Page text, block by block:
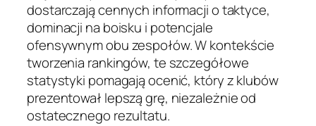
dostarczają cennych informacji o taktyce,
dominacji na boisku i potencjale
ofensywnym obu zespołów. W kontekście
tworzenia rankingów, te szczegółowe
statystyki pomagają ocenić, który z klubów
prezentował lepszą grę, niezależnie od
ostatecznego rezultatu.